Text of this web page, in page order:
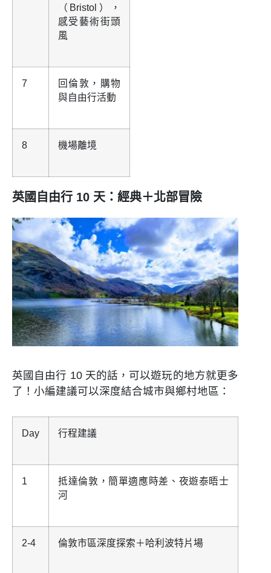
（Bristol），
感受藝術街頭
風
7
回倫敦，購物
與自由行活動
8 機場離境
英國自由行 10 天：經典＋北部冒險
英國自由行 10 天的話，可以遊玩的地方就更多
了！小編建議可以深度結合城市與鄉村地區：
Day 行程建議
1
抵達倫敦，簡單適應時差、夜遊泰晤士
河
2-4 倫敦市區深度探索＋哈利波特片場